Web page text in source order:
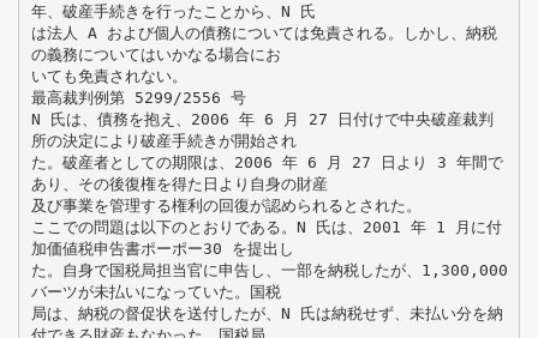
年、破産手続きを行ったことから、N 氏
は法人 A および個人の債務については免責される。しかし、納税
の義務についてはいかなる場合にお
いても免責されない。
最高裁判例第 5299/2556 号
N 氏は、債務を抱え、2006 年 6 月 27 日付けで中央破産裁判
所の決定により破産手続きが開始され
た。破産者としての期限は、2006 年 6 月 27 日より 3 年間で
あり、その後復権を得た日より自身の財産
及び事業を管理する権利の回復が認められるとされた。
ここでの問題は以下のとおりである。N 氏は、2001 年 1 月に付
加価値税申告書ポーポー30 を提出し
た。自身で国税局担当官に申告し、一部を納税したが、1,300,000
バーツが未払いになっていた。国税
局は、納税の督促状を送付したが、N 氏は納税せず、未払い分を納
付できる財産もなかった。国税局